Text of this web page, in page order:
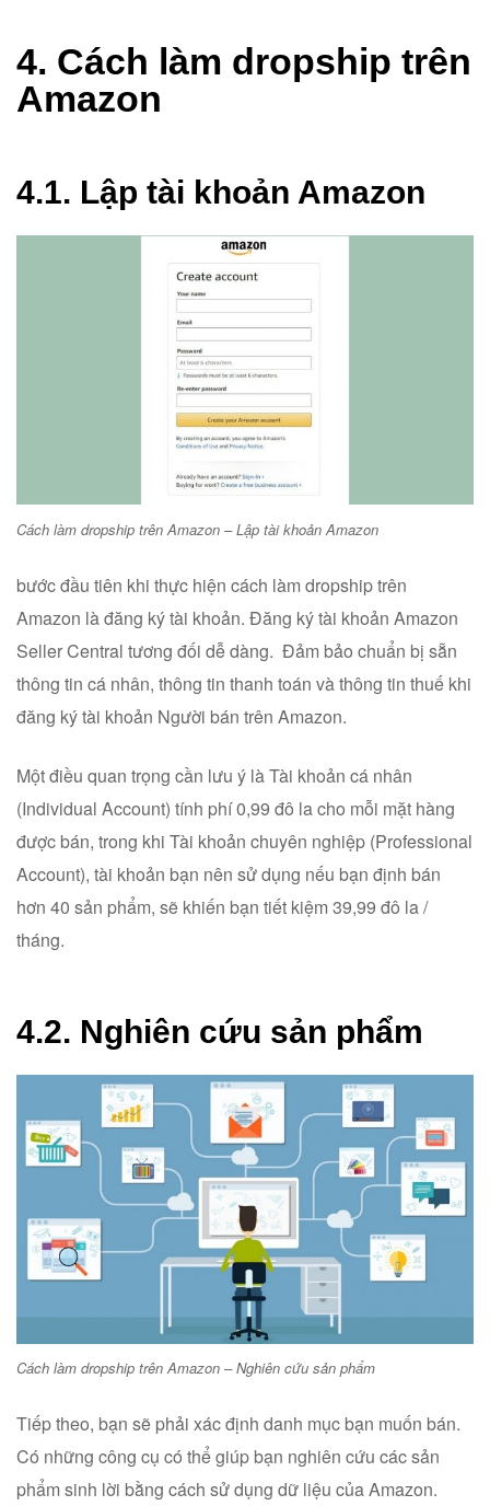
4. Cách làm dropship trên
Amazon
4.1. Lập tài khoản Amazon
Cách làm dropship trên Amazon – Lập tài khoản Amazon
bước đầu tiên khi thực hiện cách làm dropship trên
Amazon là đăng ký tài khoản. Đăng ký tài khoản Amazon
Seller Central tương đối dễ dàng. Đảm bảo chuẩn bị sẵn
thông tin cá nhân, thông tin thanh toán và thông tin thuế khi
đăng ký tài khoản Người bán trên Amazon.
Một điều quan trọng cần lưu ý là Tài khoản cá nhân
(Individual Account) tính phí 0,99 đô la cho mỗi mặt hàng
được bán, trong khi Tài khoản chuyên nghiệp (Professional
Account), tài khoản bạn nên sử dụng nếu bạn định bán
hơn 40 sản phẩm, sẽ khiến bạn tiết kiệm 39,99 đô la /
tháng.
4.2. Nghiên cứu sản phẩm
Cách làm dropship trên Amazon – Nghiên cứu sản phẩm
Tiếp theo, bạn sẽ phải xác định danh mục bạn muốn bán.
Có những công cụ có thể giúp bạn nghiên cứu các sản
phẩm sinh lời bằng cách sử dụng dữ liệu của Amazon.